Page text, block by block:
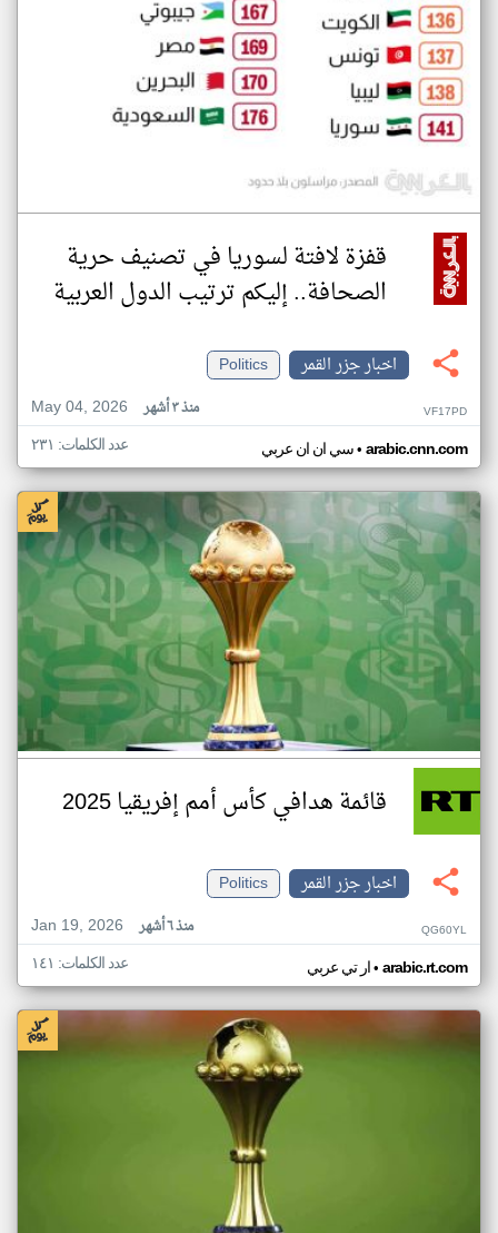
قفزة لافتة لسوريا في تصنيف حرية
الصحافة.. إليكم ترتيب الدول العربية
اخبار جزر القمر
Politics
May 04, 2026
منذ ٣ أشهر VF17PD
سي ان ان عربي• arabic.cnn.com عدد الكلمات: ٢٣١
قائمة هدافي كأس أمم إفريقيا 2025
اخبار جزر القمر
Politics
Jan 19, 2026
منذ ٦ أشهر QG60YL
ار تي عربي• arabic.rt.com عدد الكلمات: ١٤١